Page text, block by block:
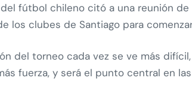
fútbol chileno citó a una reunión de
los clubes de Santiago para
del torneo cada vez se ve más
fuerza, y será el punto central en